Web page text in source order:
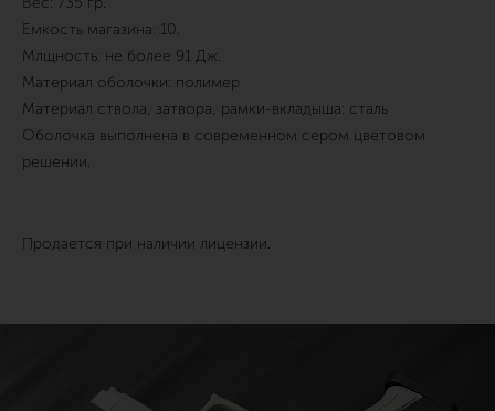
Емкость магазина: 10.
Млщность: не более 91 Дж.
Материал оболочки: полимер
Материал ствола, затвора, рамки-вкладыша: сталь
Оболочка выполнена в современном сером цветовом
решении.
Продается при наличии лицензии.